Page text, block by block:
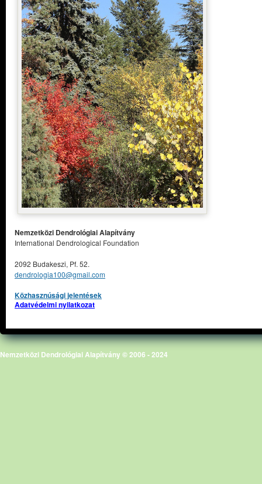
Nemzetközi Dendrológiai Alapítvány
International Dendrological Foundation
2092 Budakeszi, Pf. 52.
dendrologia100@gmail.com
Közhasznúsági jelentések
Adatvédelmi nyilatkozat
Nemzetközi Dendrológiai Alapítvány © 2006 - 2024